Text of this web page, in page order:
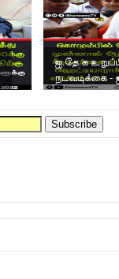
ஐ.தே.க
நடவடிக்கை -